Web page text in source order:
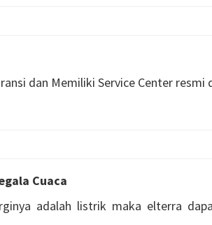
dan Memiliki Service Center
Cuaca
adalah listrik maka elterra